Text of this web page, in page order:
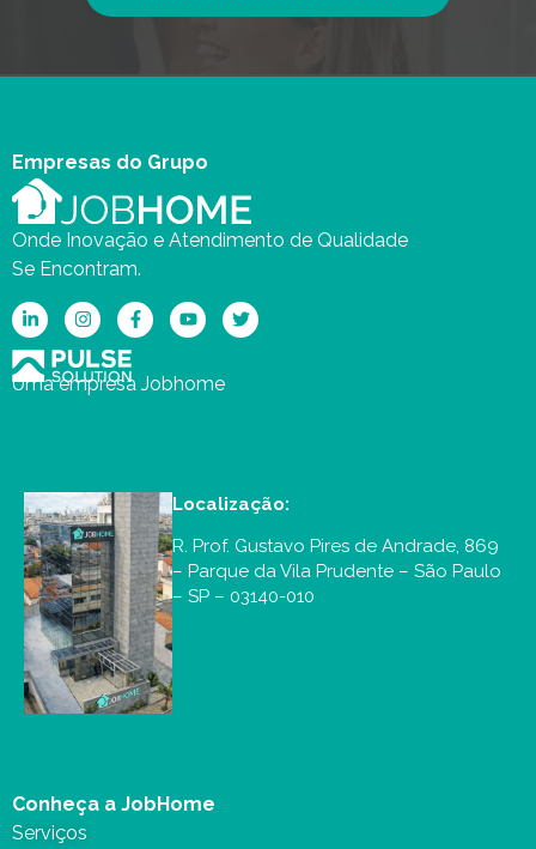
Empresas do Grupo
Onde Inovação e Atendimento de Qualidade
Se Encontram.
Uma empresa Jobhome
Localização:
R. Prof. Gustavo Pires de Andrade, 869
– Parque da Vila Prudente – São Paulo
– SP – 03140-010
Conheça a JobHome
Serviços